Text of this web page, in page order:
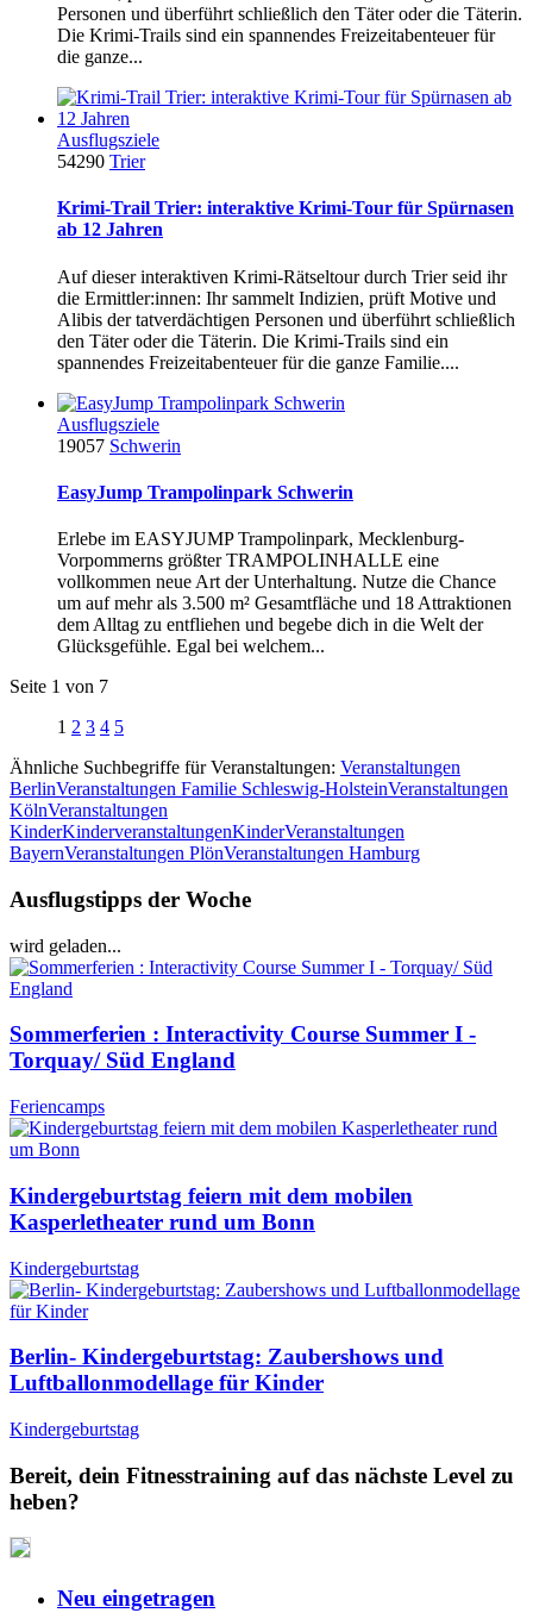
Personen und überführt schließlich den Täter oder die Täterin.
Die Krimi-Trails sind ein spannendes Freizeitabenteuer für
die ganze...
Ausflugsziele
54290 Trier
Krimi-Trail Trier: interaktive Krimi-Tour für Spürnasen
ab 12 Jahren
Auf dieser interaktiven Krimi-Rätseltour durch Trier seid ihr
die Ermittler:innen: Ihr sammelt Indizien, prüft Motive und
Alibis der tatverdächtigen Personen und überführt schließlich
den Täter oder die Täterin. Die Krimi-Trails sind ein
spannendes Freizeitabenteuer für die ganze Familie....
Ausflugsziele
19057 Schwerin
EasyJump Trampolinpark Schwerin
Erlebe im EASYJUMP Trampolinpark, Mecklenburg-
Vorpommerns größter TRAMPOLINHALLE eine
vollkommen neue Art der Unterhaltung. Nutze die Chance
um auf mehr als 3.500 m² Gesamtfläche und 18 Attraktionen
dem Alltag zu entfliehen und begebe dich in die Welt der
Glücksgefühle. Egal bei welchem...
Seite 1 von 7
1 2 3 4 5
Ähnliche Suchbegriffe für Veranstaltungen: Veranstaltungen
BerlinVeranstaltungen Familie Schleswig-HolsteinVeranstaltungen
KölnVeranstaltungen
KinderKinderveranstaltungenKinderVeranstaltungen
BayernVeranstaltungen PlönVeranstaltungen Hamburg
Ausflugstipps der Woche
wird geladen...
Sommerferien : Interactivity Course Summer I -
Torquay/ Süd England
Feriencamps
Kindergeburtstag feiern mit dem mobilen
Kasperletheater rund um Bonn
Kindergeburtstag
Berlin- Kindergeburtstag: Zaubershows und
Luftballonmodellage für Kinder
Kindergeburtstag
Bereit, dein Fitnesstraining auf das nächste Level zu
heben?
Neu eingetragen